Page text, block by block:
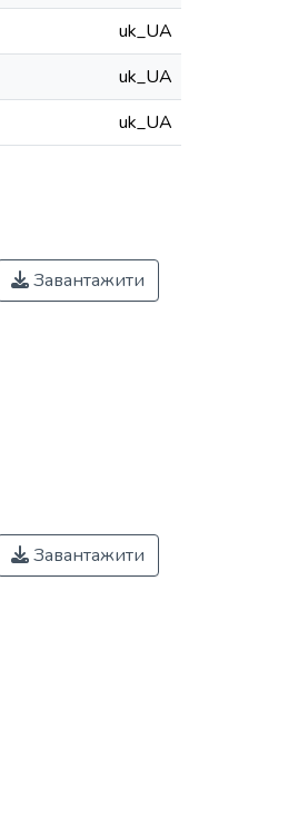
uk_UA
uk_UA
uk_UA
Завантажити
Завантажити